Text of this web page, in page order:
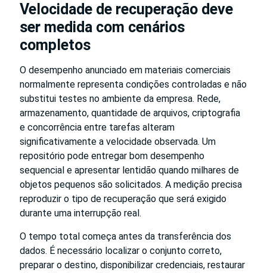
Velocidade de recuperação deve
ser medida com cenários
completos
O desempenho anunciado em materiais comerciais
normalmente representa condições controladas e não
substitui testes no ambiente da empresa. Rede,
armazenamento, quantidade de arquivos, criptografia
e concorrência entre tarefas alteram
significativamente a velocidade observada. Um
repositório pode entregar bom desempenho
sequencial e apresentar lentidão quando milhares de
objetos pequenos são solicitados. A medição precisa
reproduzir o tipo de recuperação que será exigido
durante uma interrupção real.
O tempo total começa antes da transferência dos
dados. É necessário localizar o conjunto correto,
preparar o destino, disponibilizar credenciais, restaurar